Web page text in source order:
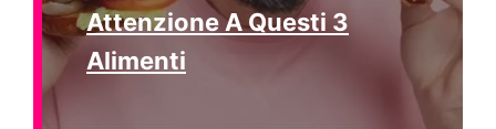
Attenzione A Questi 3
Alimenti